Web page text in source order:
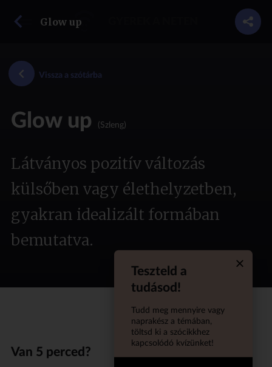
Glow up
Vissza a szótárba
Glow up (Szleng)
Látványos pozitív változás
külsőben vagy élethelyzetben,
gyakran idealizált formában
bemutatva.
Teszteld a
tudásod!
Tudd meg mennyire vagy
naprakész a témában,
töltsd ki a szócikkhez
kapcsolódó kvízünket!
Van 5 perced?